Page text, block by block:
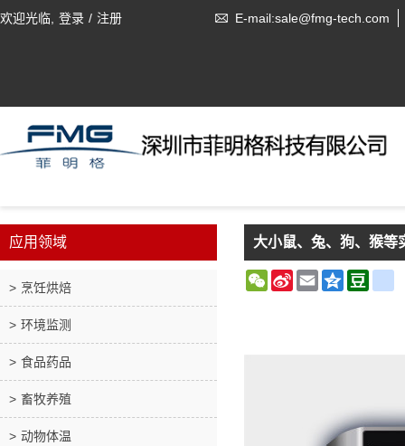
欢迎光临, 登录 / 注册 E-mail:sale@fmg-tech.com
应用领域
烹饪烘焙
环境监测
食品药品
畜牧养殖
动物体温
大小鼠、兔、狗、猴等
WeChat
Sina
Weibo
Email Qzone